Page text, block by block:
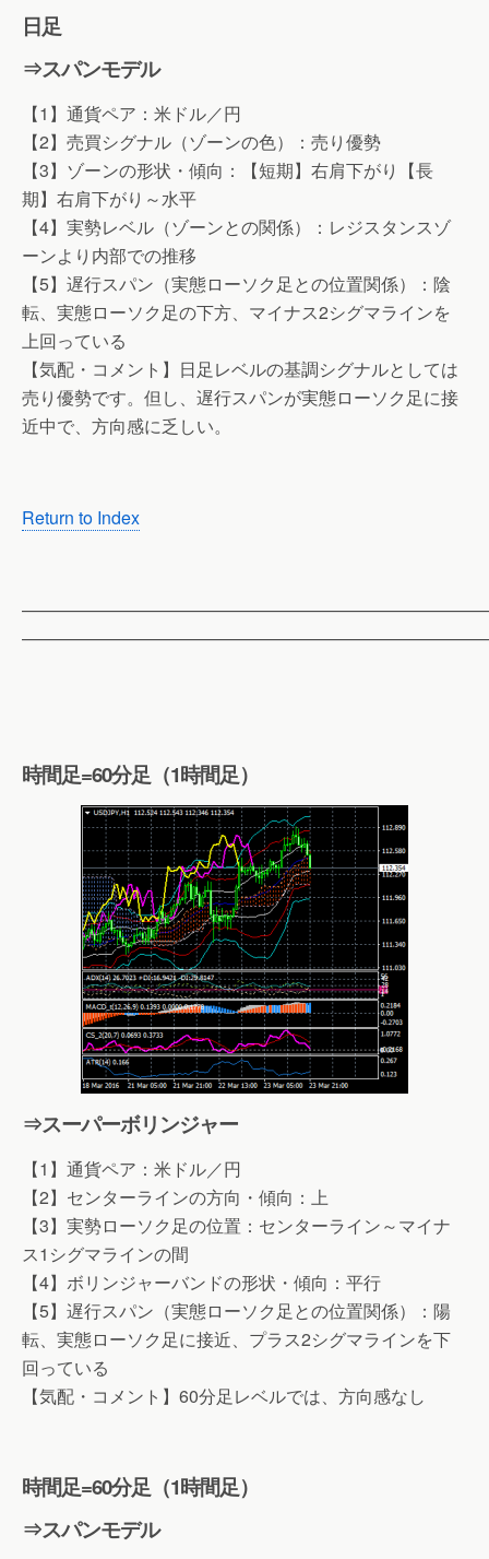
日足
⇒スパンモデル
【1】通貨ペア：米ドル／円
【2】売買シグナル（ゾーンの色）：売り優勢
【3】ゾーンの形状・傾向：【短期】右肩下がり【長
期】右肩下がり～水平
【4】実勢レベル（ゾーンとの関係）：レジスタンスゾ
ーンより内部での推移
【5】遅行スパン（実態ローソク足との位置関係）：陰
転、実態ローソク足の下方、マイナス2シグマラインを
上回っている
【気配・コメント】日足レベルの基調シグナルとしては
売り優勢です。但し、遅行スパンが実態ローソク足に接
近中で、方向感に乏しい。
Return to Index
時間足=60分足（1時間足）
⇒スーパーボリンジャー
【1】通貨ペア：米ドル／円
【2】センターラインの方向・傾向：上
【3】実勢ローソク足の位置：センターライン～マイナ
ス1シグマラインの間
【4】ボリンジャーバンドの形状・傾向：平行
【5】遅行スパン（実態ローソク足との位置関係）：陽
転、実態ローソク足に接近、プラス2シグマラインを下
回っている
【気配・コメント】60分足レベルでは、方向感なし
時間足=60分足（1時間足）
⇒スパンモデル